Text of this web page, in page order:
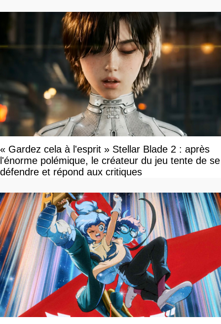
« Gardez cela à l'esprit » Stellar Blade 2 : après
l'énorme polémique, le créateur du jeu tente de se
défendre et répond aux critiques